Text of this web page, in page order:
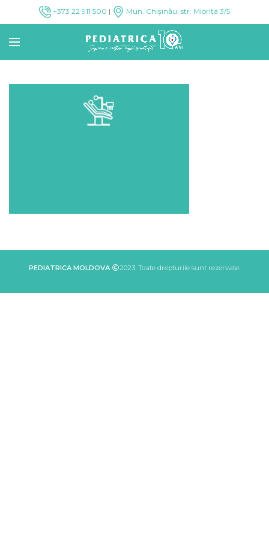
+373 22 911 500 | Mun. Chișinău, str. Miorița 3/5
PEDIATRICA MOLDOVA 2023. Toate drepturile sunt rezervate.